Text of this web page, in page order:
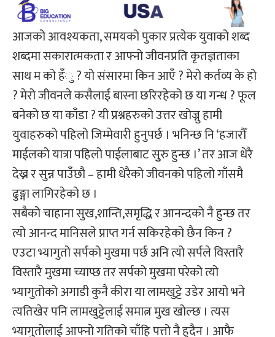
आजको आवश्यकता, समयको पुकार प्रत्येक युवाको शब्द
शब्दमा सकारात्मकता र आफ्नो जीवनप्रति कृतज्ञताका
साथ म को हँु ? यो संसारमा किन आएँ ? मेरो कर्तव्य के हो
? मेरो जीवनले कसैलाई बास्ना छरिरहेको छ या गन्ध ? फूल
बनेको छ या काँडा ? यी प्रश्नहरुको उत्तर खोज्नु हामी
युवाहरुको पहिलो जिम्मेवारी हुनुपर्छ । भनिन्छ नि ‘हजारौँ
माईलको यात्रा पहिलो पाईलाबाट सुुरु हुन्छ ।’ तर आज धेरै
देख्न र सुन्न पाउँछौ – हामी धेरैको जीवनको पहिलो गाँसमै
ढुङ्गा लागिरहेको छ ।
सबैको चाहाना सुख,शान्ति,समृद्धि र आनन्दको नै हुन्छ तर
त्यो आनन्द मानिसले प्राप्त गर्न सकिरहेको छैन किन ?
एउटा भ्यागुतो सर्पको मुखमा पर्छ अनि त्यो सर्पले विस्तारै
विस्तारै मुखमा च्याप्छ तर सर्पको मुखमा परेको त्यो
भ्यागुतोको अगाडी कुनै कीरा या लामखुट्टे उडेर आयो भने
त्यतिखेर पनि लामखुट्टेलाई समात्न मुख खोल्छ । त्यस
भ्यागुतोलाई आफ्नो गतिको चाँहि पत्तो नै हुदैन । आफै